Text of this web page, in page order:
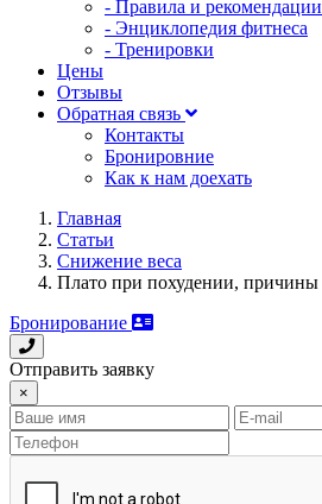
- Правила и рекомендации
- Энциклопедия фитнеса
- Тренировки
Цены
Отзывы
Обратная связь
Контакты
Бронировние
Как к нам доехать
Главная
Статьи
Снижение веса
Плато при похудении, причины
Бронирование
Отправить заявку
×